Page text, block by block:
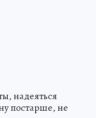
надеяться
постарше, не